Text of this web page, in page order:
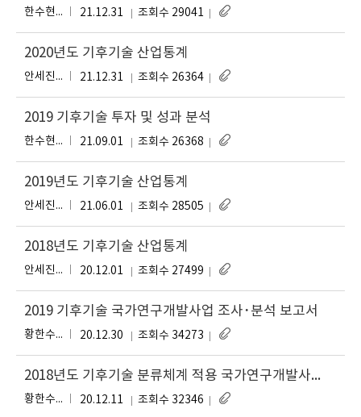
한수현, 안세진, 우아미, 주경원 21.12.31 조회수 29041
2020년도 기후기술 산업통계
안세진, 한수현, 우아미, 주경원 21.12.31 조회수 26364
2019 기후기술 투자 및 성과 분석
한수현, 안세진, 주경원, 우아미 21.09.01 조회수 26368
2019년도 기후기술 산업통계
안세진, 한수현, 이구용, 우아미, 주경원, 황한수 21.06.01 조회수 28505
2018년도 기후기술 산업통계
안세진, 황한수, 한수현, 이구용, 우아미, 이천환, 이은창 20.12.01 조회수 27499
2019 기후기술 국가연구개발사업 조사･분석 보고서
황한수, 안세진, 주경원, 한수현, 이천환, 우아미, 이은창, 이구용 20.12.30 조회수 34273
2018년도 기후기술 분류체계 적용 국가연구개발사업 조사 투자·성과분석
황한수, 안세진, 한수현, 이천환, 우아미, 이은창, 이구용 20.12.11 조회수 32346